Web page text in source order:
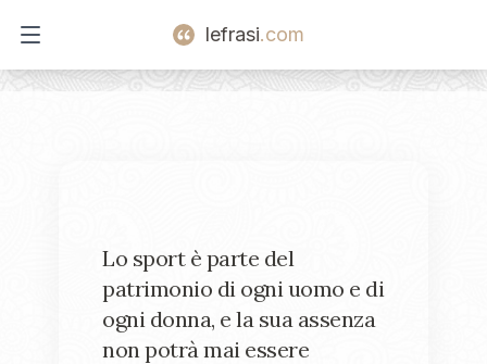
Open main menu
lefrasi.com
Lo sport è parte del
patrimonio di ogni uomo e di
ogni donna, e la sua assenza
non potrà mai essere